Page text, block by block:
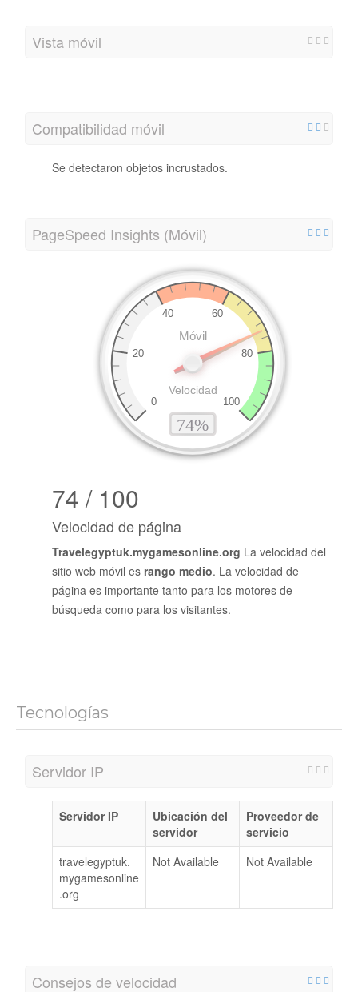
Vista móvil
Compatibilidad móvil
Se detectaron objetos incrustados.
PageSpeed ​​Insights (Móvil)
74 / 100
Velocidad de página
Travelegyptuk.mygamesonline.org La velocidad del
sitio web móvil es rango medio. La velocidad de
página es importante tanto para los motores de
búsqueda como para los visitantes.
Tecnologías
Servidor IP
Servidor IP
Ubicación del
servidor
Proveedor de
servicio
travelegyptuk.
mygamesonline
.org
Not Available Not Available
Consejos de velocidad